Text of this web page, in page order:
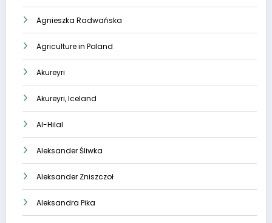
Agnieszka Radwańska
Agriculture in Poland
Akureyri
Akureyri, Iceland
Al-Hilal
Aleksander Śliwka
Aleksander Zniszczoł
Aleksandra Pika